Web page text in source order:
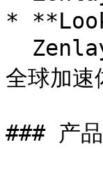
*
全球加速
### 产品